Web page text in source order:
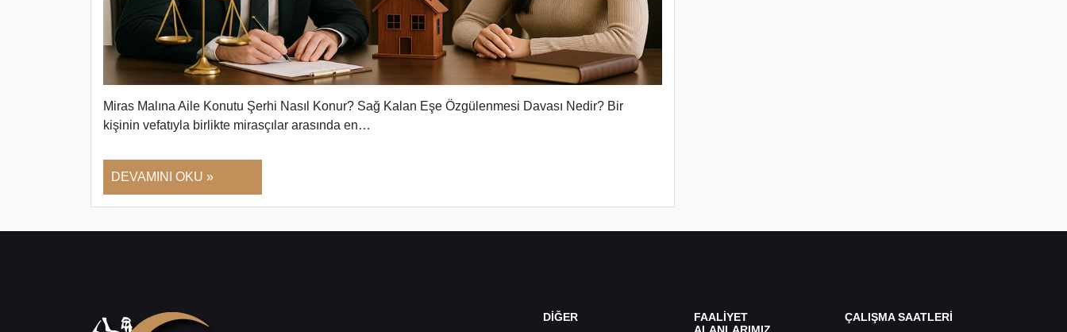
Miras Malına Aile Konutu Şerhi Nasıl Konur? Sağ Kalan Eşe Özgülenmesi Davası Nedir? Bir
kişinin vefatıyla birlikte mirasçılar arasında en…
DEVAMINI OKU »
DİĞER
FAALİYET
ALANLARIMIZ
ÇALIŞMA SAATLERİ